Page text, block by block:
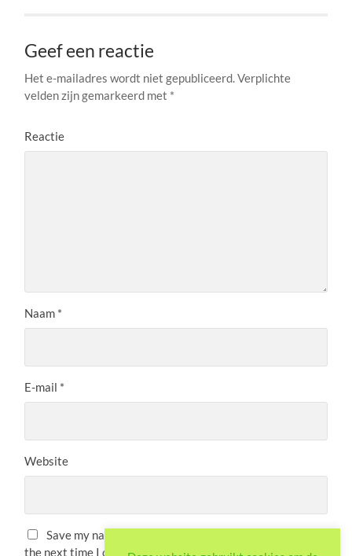
Geef een reactie
Het e-mailadres wordt niet gepubliceerd. Verplichte
velden zijn gemarkeerd met *
Reactie
Naam *
E-mail *
Website
Save my name, email, and website in this browser for
the next time I comment.